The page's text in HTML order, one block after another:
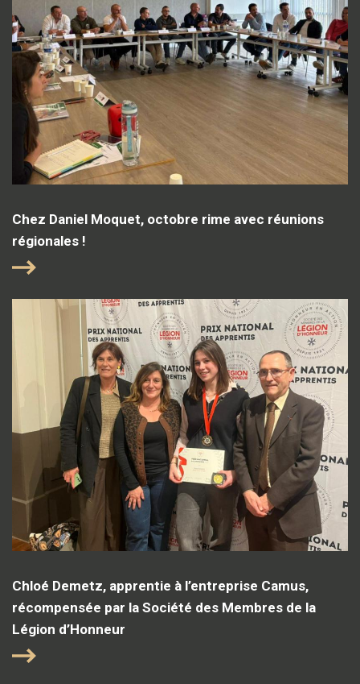
Chez Daniel Moquet, octobre rime avec réunions
régionales !
Chloé Demetz, apprentie à l’entreprise Camus,
récompensée par la Société des Membres de la
Légion d’Honneur